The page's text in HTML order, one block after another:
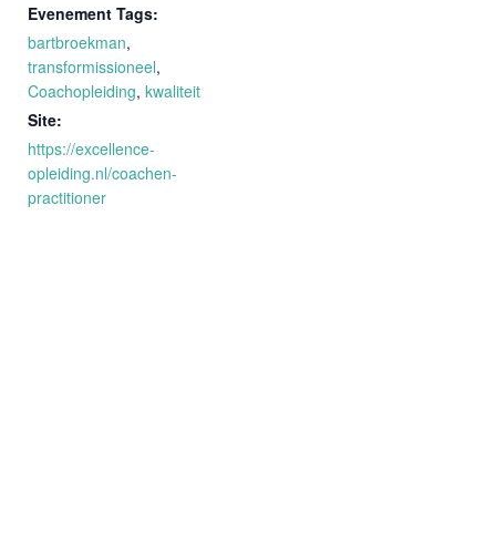
Evenement Tags:
bartbroekman,
transformissioneel,
Coachopleiding, kwaliteit
Site:
https://excellence-
opleiding.nl/coachen-
practitioner